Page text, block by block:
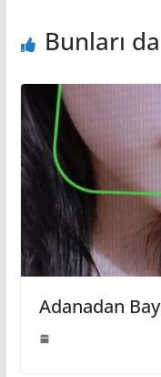
Bunları
Adanadan